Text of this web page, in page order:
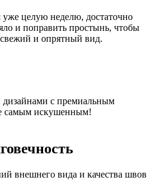
целую неделю, достаточно
и поправить простынь, чтобы
свежий и опрятный вид.
дизайнами с премиальным
самым искушенным!
внешнего вида и качества швов